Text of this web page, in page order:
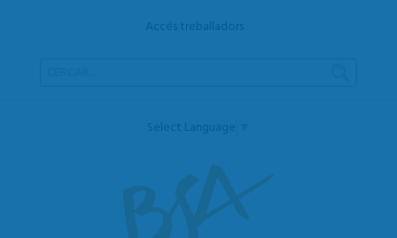
Accés treballadors
Select Language